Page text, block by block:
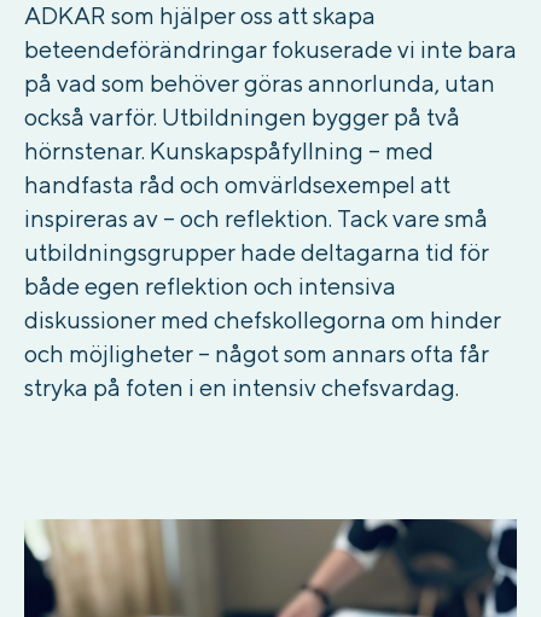
ADKAR som hjälper oss attskapa
beteendeförändringar fokuserade vi inte bara
på vad som behöver göras annorlunda, utan
också varför. Utbildningen bygger på två
hörnstenar. Kunskapspåfyllning – med
handfasta råd och omvärldsexempel att
inspireras av – och reflektion. Tack vare små
utbildningsgrupper hade deltagarna tid för
både egen reflektion och intensiva
diskussioner med chefskollegorna om hinder
och möjligheter – något som annars ofta får
stryka på foten i en intensiv chefsvardag.